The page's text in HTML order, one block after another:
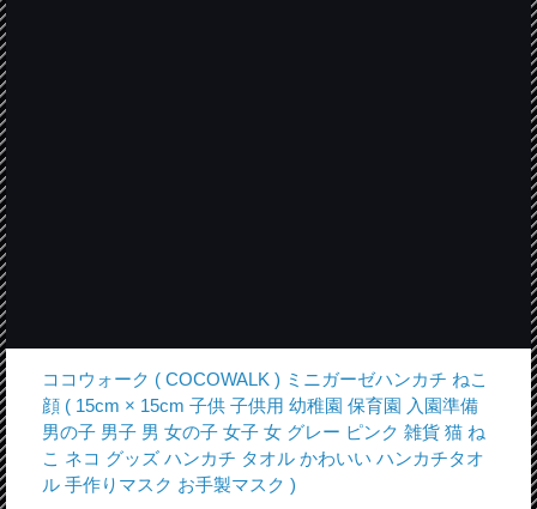
ココウォーク ( COCOWALK ) ミニガーゼハンカチ ねこ
顔 ( 15cm × 15cm 子供 子供用 幼稚園 保育園 入園準備
男の子 男子 男 女の子 女子 女 グレー ピンク 雑貨 猫 ね
こ ネコ グッズ ハンカチ タオル かわいい ハンカチタオ
ル 手作りマスク お手製マスク )